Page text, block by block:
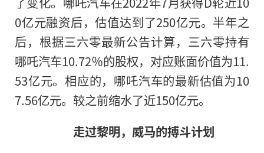
0亿元融资后，估值达到了250亿元。半年之
后，根据三六零最新公告计算，三六零持有
哪吒汽车10.72％的股权，对应账面价值为11.
53亿元。相应的，哪吒汽车的最新估值为10
7.56亿元。较之前缩水了近150亿元。
走过黎明，威马的搏斗计划